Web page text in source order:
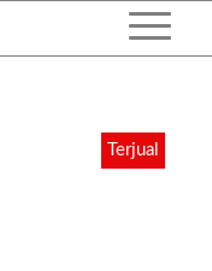
Terjual